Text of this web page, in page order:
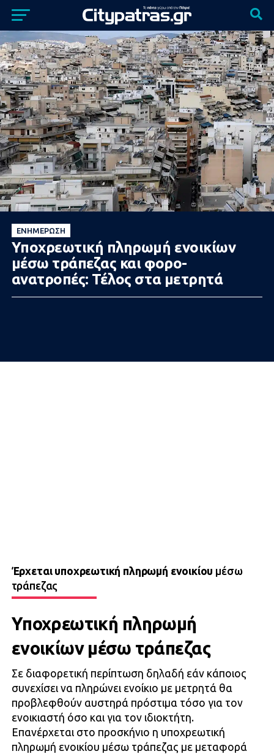
ΕΝΗΜΈΡΩΣΗ
Υποχρεωτική πληρωμή ενοικίων
μέσω τράπεζας και φορο-
ανατροπές: Τέλος στα μετρητά
Έρχεται υποχρεωτική πληρωμή ενοικίου μέσω
τράπεζας
Υποχρεωτική πληρωμή
ενοικίων μέσω τράπεζας
Σε διαφορετική περίπτωση δηλαδή εάν κάποιος
συνεχίσει να πληρώνει ενοίκιο με μετρητά θα
προβλεφθούν αυστηρά πρόστιμα τόσο για τον
ενοικιαστή όσο και για τον ιδιοκτήτη.
Επανέρχεται στο προσκήνιο η υποχρεωτική
πληρωμή ενοικίου μέσω τράπεζας με μεταφορά